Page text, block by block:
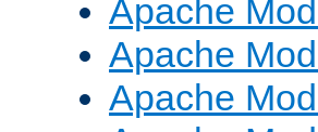
Apache
Apache
Apache